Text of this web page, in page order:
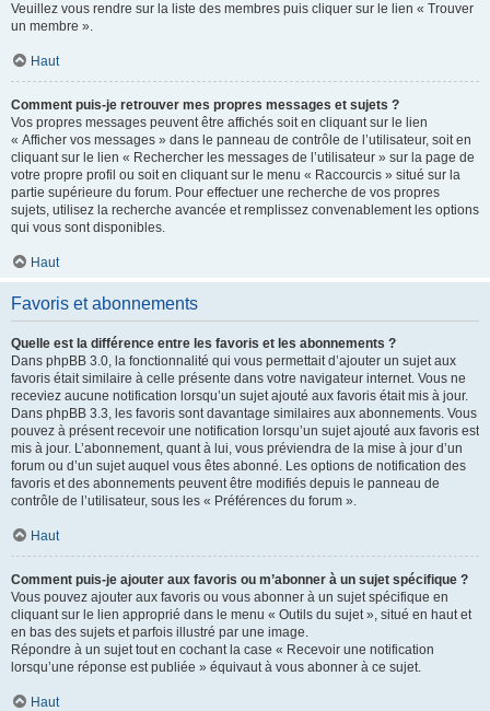
Veuillez vous rendre sur la liste des membres puis cliquer sur le lien « Trouver
un membre ».
Haut
Comment puis-je retrouver mes propres messages et sujets ?
Vos propres messages peuvent être affichés soit en cliquant sur le lien
« Afficher vos messages » dans le panneau de contrôle de l’utilisateur, soit en
cliquant sur le lien « Rechercher les messages de l’utilisateur » sur la page de
votre propre profil ou soit en cliquant sur le menu « Raccourcis » situé sur la
partie supérieure du forum. Pour effectuer une recherche de vos propres
sujets, utilisez la recherche avancée et remplissez convenablement les options
qui vous sont disponibles.
Haut
Favoris et abonnements
Quelle est la différence entre les favoris et les abonnements ?
Dans phpBB 3.0, la fonctionnalité qui vous permettait d’ajouter un sujet aux
favoris était similaire à celle présente dans votre navigateur internet. Vous ne
receviez aucune notification lorsqu’un sujet ajouté aux favoris était mis à jour.
Dans phpBB 3.3, les favoris sont davantage similaires aux abonnements. Vous
pouvez à présent recevoir une notification lorsqu’un sujet ajouté aux favoris est
mis à jour. L’abonnement, quant à lui, vous préviendra de la mise à jour d’un
forum ou d’un sujet auquel vous êtes abonné. Les options de notification des
favoris et des abonnements peuvent être modifiés depuis le panneau de
contrôle de l’utilisateur, sous les « Préférences du forum ».
Haut
Comment puis-je ajouter aux favoris ou m’abonner à un sujet spécifique ?
Vous pouvez ajouter aux favoris ou vous abonner à un sujet spécifique en
cliquant sur le lien approprié dans le menu « Outils du sujet », situé en haut et
en bas des sujets et parfois illustré par une image.
Répondre à un sujet tout en cochant la case « Recevoir une notification
lorsqu’une réponse est publiée » équivaut à vous abonner à ce sujet.
Haut